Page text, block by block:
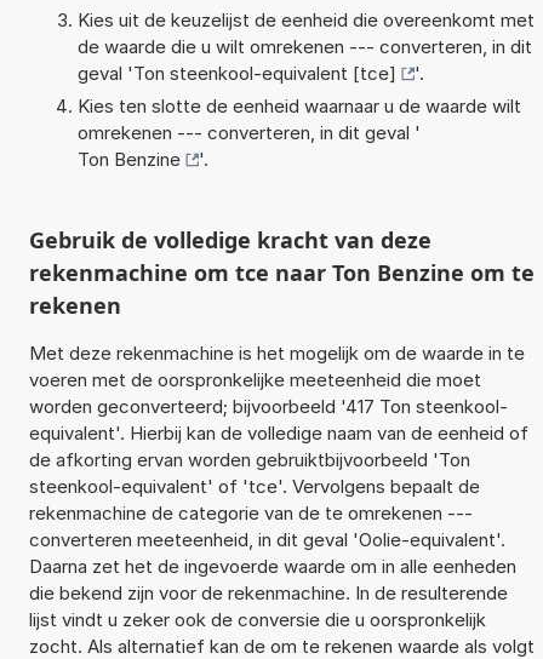
Kies uit de keuzelijst de eenheid die overeenkomt met
de waarde die u wilt omrekenen --- converteren, in dit
geval 'Ton steenkool-equivalent [tce]
'.
Kies ten slotte de eenheid waarnaar u de waarde wilt
omrekenen --- converteren, in dit geval '
Ton Benzine
'.
Gebruik de volledige kracht van deze
rekenmachine om tce naar Ton Benzine om te
rekenen
Met deze rekenmachine is het mogelijk om de waarde in te
voeren met de oorspronkelijke meeteenheid die moet
worden geconverteerd; bijvoorbeeld '417 Ton steenkool-
equivalent'. Hierbij kan de volledige naam van de eenheid of
de afkorting ervan worden gebruiktbijvoorbeeld 'Ton
steenkool-equivalent' of 'tce'. Vervolgens bepaalt de
rekenmachine de categorie van de te omrekenen ---
converteren meeteenheid, in dit geval 'Oolie-equivalent'.
Daarna zet het de ingevoerde waarde om in alle eenheden
die bekend zijn voor de rekenmachine. In de resulterende
lijst vindt u zeker ook de conversie die u oorspronkelijk
zocht. Als alternatief kan de om te rekenen waarde als volgt